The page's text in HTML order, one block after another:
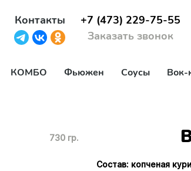
Контакты
+7 (473) 229-75-55
Заказать звонок
КОМБО Фьюжен Соусы Вок-
730 гр.
Состав: копченая